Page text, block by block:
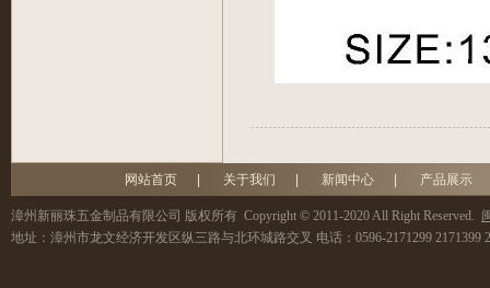
网站首页 关于我们 新闻中心 产品展示
漳州新丽珠五金制品有限公司 版权所有 Copyright © 2011-2020 All Right Reserved.
地址： 漳州市龙文经济开发区纵三路与北环城路交叉 电话： 0596-2171299 2171399